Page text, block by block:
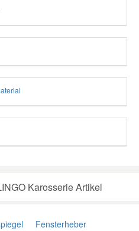
Karosserie Artikel
Fensterheber